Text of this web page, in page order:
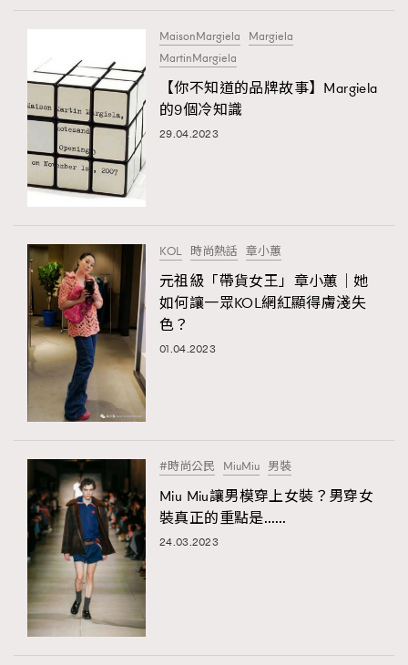
MaisonMargiela
Margiela
MartinMargiela
【你不知道的品牌故事】Margiela
的9個冷知識
29.04.2023
KOL 時尚熱話 章小蕙
元祖級「帶貨女王」章小蕙｜她
如何讓一眾KOL網紅顯得膚淺失
色？
01.04.2023
#時尚公民 MiuMiu 男裝
Miu Miu讓男模穿上女裝？男穿女
裝真正的重點是……
24.03.2023